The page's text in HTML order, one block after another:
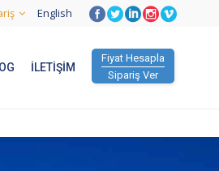
English
Fiyat Hesapla
Sipariş Ver
İLETIŞIM